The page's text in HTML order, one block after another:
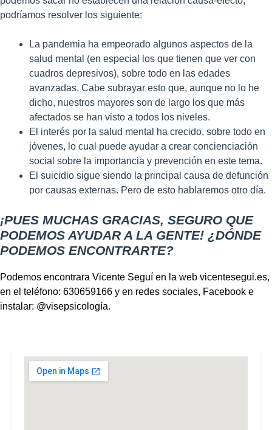
podríamos resolver los siguiente:
La pandemia ha empeorado algunos aspectos de la
salud mental (en especial los que tienen que ver con
cuadros depresivos), sobre todo en las edades
avanzadas. Cabe subrayar esto que, aunque no lo he
dicho, nuestros mayores son de largo los que más
afectados se han visto a todos los niveles.
El interés por la salud mental ha crecido, sobre todo en
jóvenes, lo cual puede ayudar a crear concienciación
social sobre la importancia y prevención en este tema.
El suicidio sigue siendo la principal causa de defunción
por causas externas. Pero de esto hablaremos otro día.
¡PUES MUCHAS GRACIAS, SEGURO QUE
PODEMOS AYUDAR A LA GENTE! ¿DÓNDE
PODEMOS ENCONTRARTE?
Podemos encontrara Vicente Seguí en la web vicentesegui.es,
en el teléfono: 630659166 y en redes sociales, Facebook e
instalar: @visepsicología.